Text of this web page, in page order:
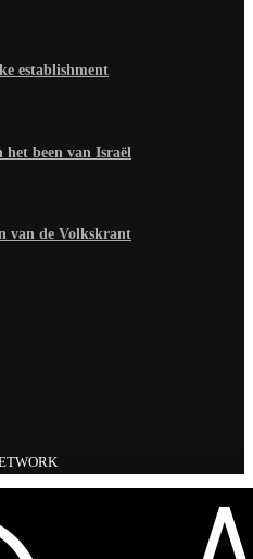
establishment
been van Israël
van de Volkskrant